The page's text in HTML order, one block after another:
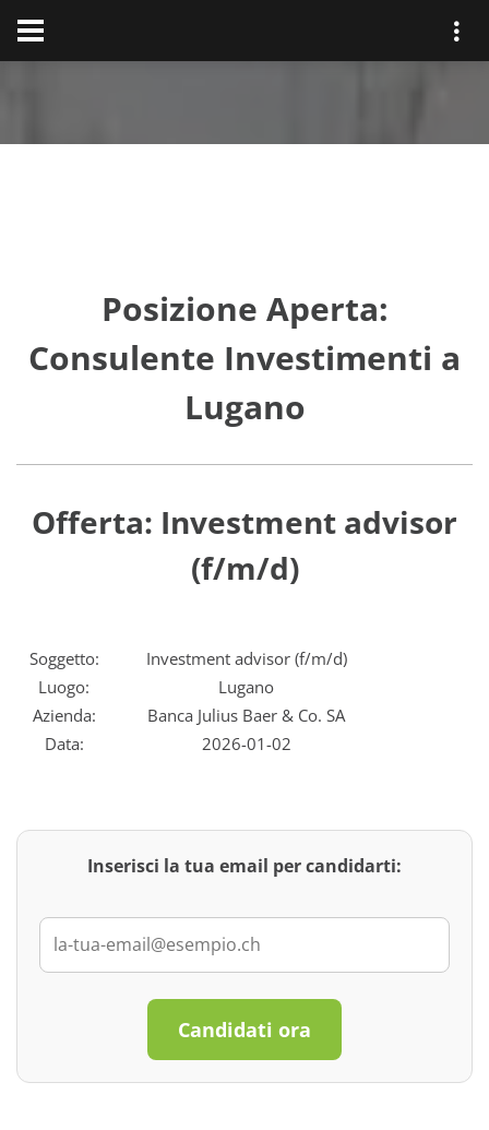
Posizione Aperta:
Consulente Investimenti a
Lugano
Offerta: Investment advisor
(f/m/d)
Soggetto:
Investment advisor (f/m/d)
Luogo:
Lugano
Azienda:
Banca Julius Baer & Co. SA
Data:
2026-01-02
Inserisci la tua email per candidarti:
Candidati ora